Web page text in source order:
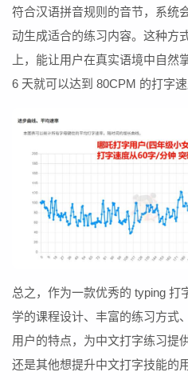
符合汉语拼音规则的音节，系统
动生成适合的练习内容。这种方
上，能让用户在真实语境中自然
6 天就可以达到 80CPM 的打字速
总之，作为一款优秀的 typing 打
学的课程设计、丰富的练习方式
用户的特点，为中文打字练习提
还是其他想提升中文打字技能的